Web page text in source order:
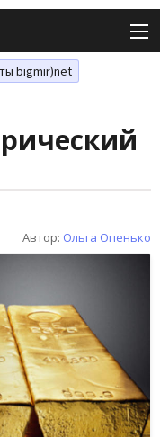
bigmir)net
Автор: Ольга Опенько